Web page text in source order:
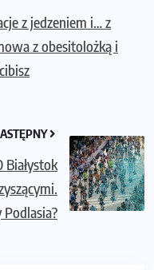
z jedzeniem i… z
z obesitolożką i
Białystok